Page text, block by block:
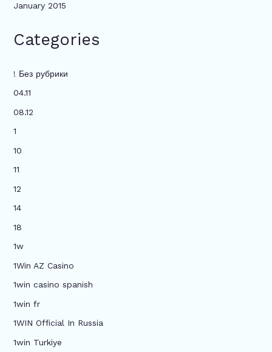
January 2015
Categories
! Без рубрики
04.11
08.12
1
10
11
12
14
18
1w
1Win AZ Casino
1win casino spanish
1win fr
1WIN Official In Russia
1win Turkiye